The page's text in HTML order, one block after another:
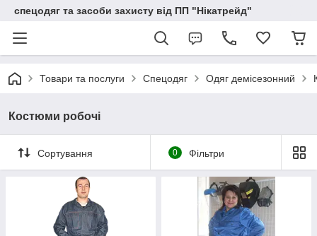
спецодяг та засоби захисту від ПП "Нікатрейд"
Товари та послуги Спецодяг Одяг демісезонний
Костюми робочі
Сортування 0 Фільтри